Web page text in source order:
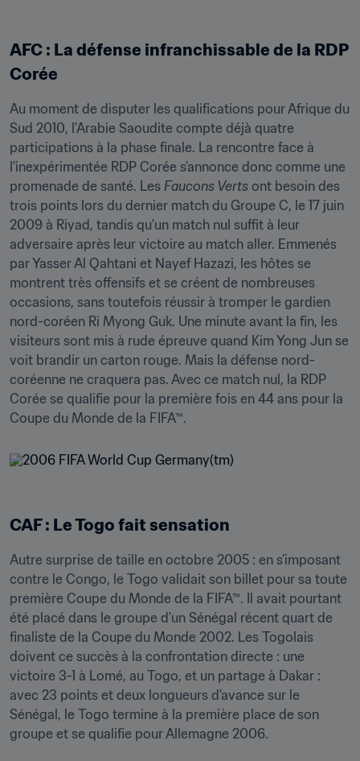
AFC : La défense infranchissable de la RDP
Corée
Au moment de disputer les qualifications pour Afrique du
Sud 2010, l'Arabie Saoudite compte déjà quatre
participations à la phase finale. La rencontre face à
l'inexpérimentée RDP Corée s’annonce donc comme une
promenade de santé. Les Faucons Verts ont besoin des
trois points lors du dernier match du Groupe C, le 17 juin
2009 à Riyad, tandis qu'un match nul suffit à leur
adversaire après leur victoire au match aller. Emmenés
par Yasser Al Qahtani et Nayef Hazazi, les hôtes se
montrent très offensifs et se créent de nombreuses
occasions, sans toutefois réussir à tromper le gardien
nord-coréen Ri Myong Guk. Une minute avant la fin, les
visiteurs sont mis à rude épreuve quand Kim Yong Jun se
voit brandir un carton rouge. Mais la défense nord-
coréenne ne craquera pas. Avec ce match nul, la RDP
Corée se qualifie pour la première fois en 44 ans pour la
Coupe du Monde de la FIFA™.
CAF : Le Togo fait sensation
Autre surprise de taille en octobre 2005 : en s’imposant
contre le Congo, le Togo validait son billet pour sa toute
première Coupe du Monde de la FIFA™. Il avait pourtant
été placé dans le groupe d’un Sénégal récent quart de
finaliste de la Coupe du Monde 2002. Les Togolais
doivent ce succès à la confrontation directe : une
victoire 3-1 à Lomé, au Togo, et un partage à Dakar :
avec 23 points et deux longueurs d'avance sur le
Sénégal, le Togo termine à la première place de son
groupe et se qualifie pour Allemagne 2006.